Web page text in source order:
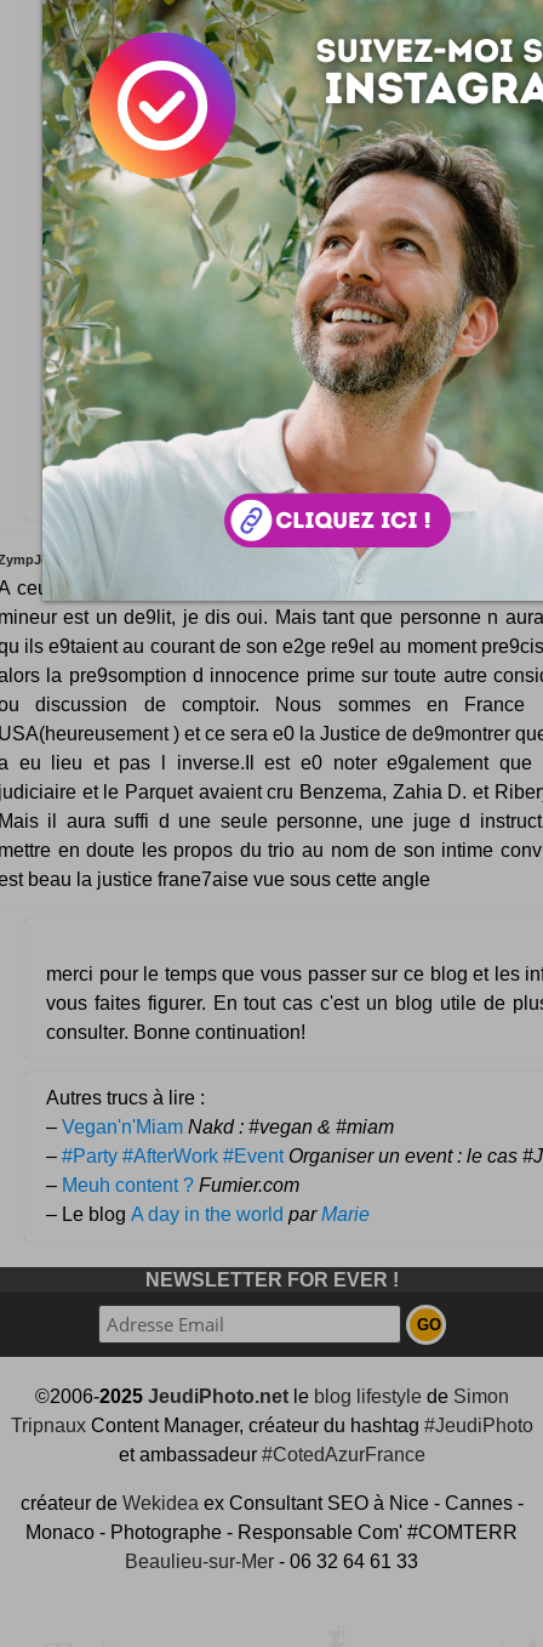
ont du pognon ou du pouvoir ne se geanent pas pour
taper tout ce qui bouge. Regardez les politiques,
Je suis persuade9 quÃ¢Â€Â™ils sont de bonne foi
quÃ¢Â€Â™ils pensaient quÃ¢Â€Â™elle avait 18 ans.
on surement pas demande9 son e2ge, ensuite vu
tout en plastique, pas facile de savoir. Ce
est lÃ¢Â€Â™aspect jeune femme bien vulgaire preate
pour du pognon. CÃ¢Â€Â™est pas des pe9dophiles,
attire9s par les enfants sinon, ses gros ballons en
repoussoir. Par contre, son mac e9tait surement au
quÃ¢Â€Â™il a bien fallu quelquÃ¢Â€Â™un pour lui
extreame e0 Zahia, et faire de la chirurgie plastique
dans ce cas, le mot plastique me parait vraiment
sfbr que des chirurgiens sÃ¢Â€Â™en chargent sur des
avec un gros che8que ou si on lui a pre9sente9 des faux
implique dans tous les cas un re9seau pas net de
fraiche e0 riches people en goguette sur Paris.
ceux (Fabou et Ve9ronique) qui disent que se payer une
est un de9lit, je dis oui. Mais tant que personne n
ils e9taient au courant de son e2ge re9el au moment
la pre9somption d innocence prime sur toute autre
discussion de comptoir. Nous sommes en France
) et ce sera e0 la Justice de de9montrer
eu lieu et pas l inverse.Il est e0 noter e9galement que
et le Parquet avaient cru Benzema, Zahia D. et
il aura suffi d une seule personne, une juge d
en doute les propos du trio au nom de son intime
beau la justice frane7aise vue sous cette angle
merci pour le temps que vous passer sur ce blog et les
vous faites figurer. En tout cas c'est un blog utile de
consulter. Bonne continuation!
Autres trucs à lire :
– Vegan'n'Miam Nakd : #vegan & #miam
– #Party #AfterWork #Event Organiser un event : le cas
– Meuh content ? Fumier.com
– Le blog A day in the world parMarie
NEWSLETTER FOR EVER !
©2006-2025 JeudiPhoto.netle blog lifestylede Simon
TripnauxContent Manager, créateur du hashtag #JeudiPhoto
et ambassadeur #CotedAzurFrance
créateur de Wekidea ex Consultant SEO à Nice - Cannes -
Monaco - Photographe - Responsable Com' #COMTERR
Beaulieu-sur-Mer - 06 32 64 61 33